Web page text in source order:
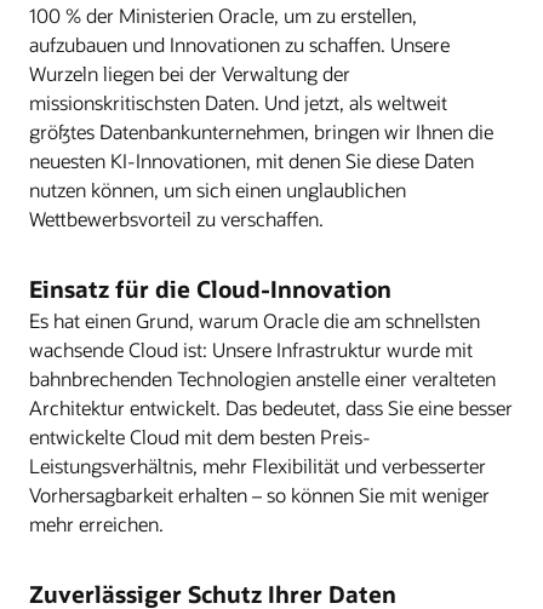
100 % der Ministerien Oracle, um zu erstellen,
aufzubauen und Innovationen zu schaffen. Unsere
Wurzeln liegen bei der Verwaltung der
missionskritischsten Daten. Und jetzt, als weltweit
größtes Datenbankunternehmen, bringen wir Ihnen die
neuesten KI-Innovationen, mit denen Sie diese Daten
nutzen können, um sich einen unglaublichen
Wettbewerbsvorteil zu verschaffen.
Einsatz für die Cloud-Innovation
Es hat einen Grund, warum Oracle die am schnellsten
wachsende Cloud ist: Unsere Infrastruktur wurde mit
bahnbrechenden Technologien anstelle einer veralteten
Architektur entwickelt. Das bedeutet, dass Sie eine besser
entwickelte Cloud mit dem besten Preis-
Leistungsverhältnis, mehr Flexibilität und verbesserter
Vorhersagbarkeit erhalten – so können Sie mit weniger
mehr erreichen.
Zuverlässiger Schutz Ihrer Daten